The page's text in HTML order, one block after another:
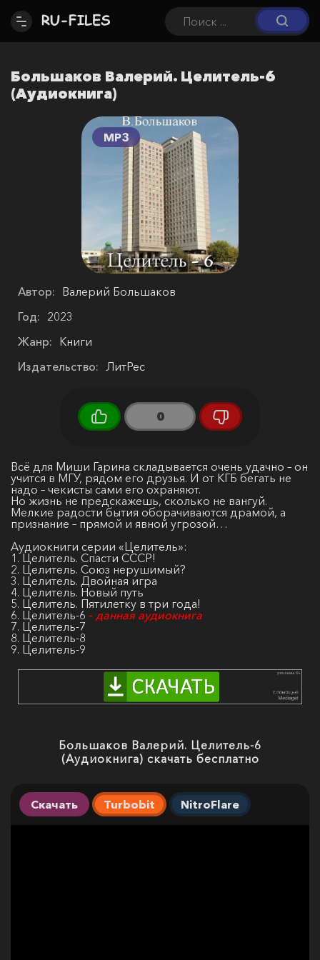
Большаков Валерий. Целитель-6
(Аудиокнига)
MP3
Автор: Валерий Большаков
Год: 2023
Жанр: Книги
Издательство: ЛитРес
0
Всё для Миши Гарина складывается очень удачно – он
учится в МГУ, рядом его друзья. И от КГБ бегать не
надо – чекисты сами его охраняют.
Но жизнь не предскажешь, сколько не вангуй.
Мелкие радости бытия оборачиваются драмой, а
признание – прямой и явной угрозой…
Аудиокниги серии «Целитель»:
1. Целитель. Спасти СССР!
2. Целитель. Союз нерушимый?
3. Целитель. Двойная игра
4. Целитель. Новый путь
5. Целитель. Пятилетку в три года!
6. Целитель-6 - данная аудиокнига
7. Целитель-7
8. Целитель-8
9. Целитель-9
Большаков Валерий. Целитель-6
(Аудиокнига) скачать бесплатно
Скачать Turbobit NitroFlare